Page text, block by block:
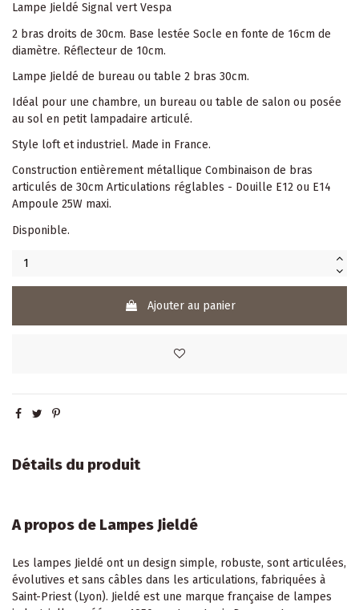
Lampe Jieldé Signal vert Vespa
2 bras droits de 30cm. Base lestée Socle en fonte de 16cm de
diamètre. Réflecteur de 10cm.
Lampe Jieldé de bureau ou table 2 bras 30cm.
Idéal pour une chambre, un bureau ou table de salon ou posée
au sol en petit lampadaire articulé.
Style loft et industriel. Made in France.
Construction entièrement métallique Combinaison de bras
articulés de 30cm Articulations réglables - Douille E12 ou E14
Ampoule 25W maxi.
Disponible.
Ajouter au panier
Détails du produit
A propos de Lampes Jieldé
Les lampes Jieldé ont un design simple, robuste, sont articulées,
évolutives et sans câbles dans les articulations, fabriquées à
Saint-Priest (Lyon). Jieldé est une marque française de lampes